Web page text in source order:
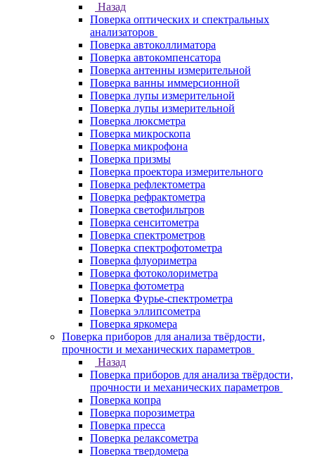
Назад
Поверка оптических и спектральных
анализаторов
Поверка автоколлиматора
Поверка автокомпенсатора
Поверка антенны измерительной
Поверка ванны иммерсионной
Поверка лупы измерительной
Поверка лупы измерительной
Поверка люксметра
Поверка микроскопа
Поверка микрофона
Поверка призмы
Поверка проектора измерительного
Поверка рефлектометра
Поверка рефрактометра
Поверка светофильтров
Поверка сенситометра
Поверка спектрометров
Поверка спектрофотометра
Поверка флуориметра
Поверка фотоколориметра
Поверка фотометра
Поверка Фурье-спектрометра
Поверка эллипсометра
Поверка яркомера
Поверка приборов для анализа твёрдости,
прочности и механических параметров
Назад
Поверка приборов для анализа твёрдости,
прочности и механических параметров
Поверка копра
Поверка порозиметра
Поверка пресса
Поверка релаксометра
Поверка твердомера